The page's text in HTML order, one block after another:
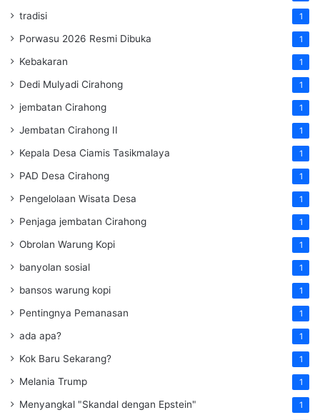
tradisi 1
Porwasu 2026 Resmi Dibuka 1
Kebakaran 1
Dedi Mulyadi Cirahong 1
jembatan Cirahong 1
Jembatan Cirahong II 1
Kepala Desa Ciamis Tasikmalaya 1
PAD Desa Cirahong 1
Pengelolaan Wisata Desa 1
Penjaga jembatan Cirahong 1
Obrolan Warung Kopi 1
banyolan sosial 1
bansos warung kopi 1
Pentingnya Pemanasan 1
ada apa? 1
Kok Baru Sekarang? 1
Melania Trump 1
Menyangkal "Skandal dengan Epstein" 1